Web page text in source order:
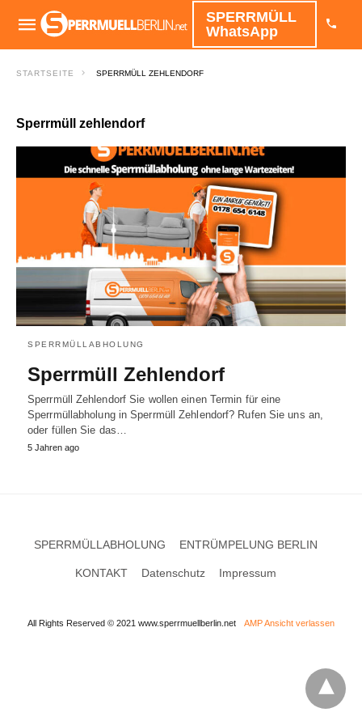
SPERRMÜLL
WhatsApp
STARTSEITE SPERRMÜLL ZEHLENDORF
Sperrmüll zehlendorf
SPERRMÜLLABHOLUNG
Sperrmüll Zehlendorf
Sperrmüll Zehlendorf Sie wollen einen Termin für eine
Sperrmüllabholung in Sperrmüll Zehlendorf? Rufen Sie uns an,
oder füllen Sie das…
5 Jahren ago
SPERRMÜLLABHOLUNG ENTRÜMPELUNG BERLIN
KONTAKT Datenschutz Impressum
All Rights Reserved © 2021 www.sperrmuellberlin.net AMP Ansicht verlassen